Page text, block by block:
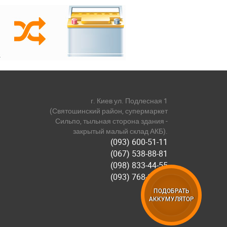
г. Киев ул. Подлесная 1
(Святошинский район, супермаркет
Сильпо, тыльная сторона здания -
закрытый малый склад АКБ).
(093) 600-51-11
(067) 538-88-81
(098) 833-44-55
(093) 768-11-61
ПОДОБРАТЬ
АККУМУЛЯТОР